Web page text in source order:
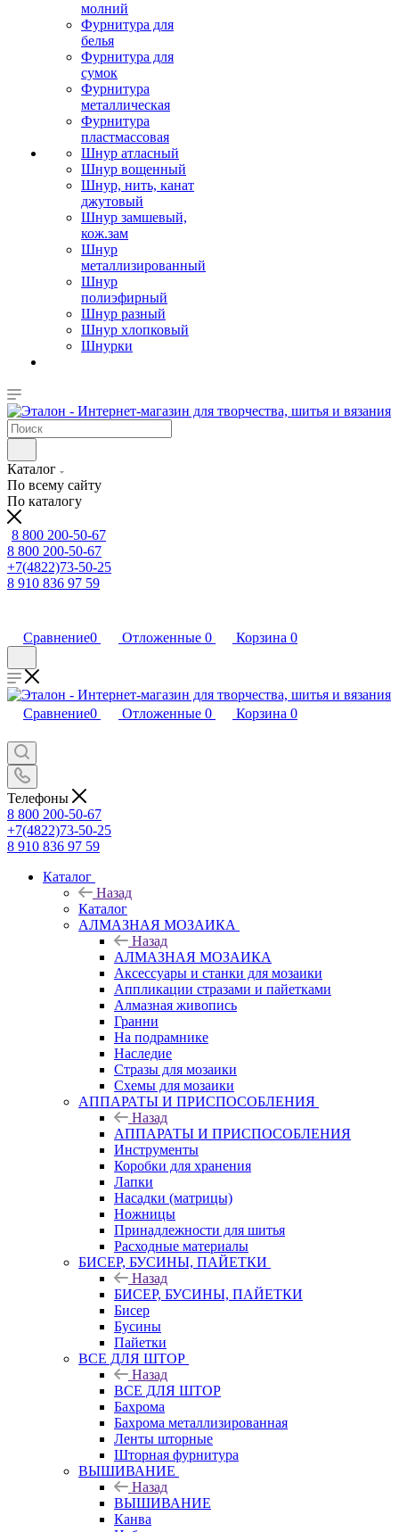
молний
Фурнитура для
белья
Фурнитура для
сумок
Фурнитура
металлическая
Фурнитура
пластмассовая
Шнур атласный
Шнур вощенный
Шнур, нить, канат
джутовый
Шнур замшевый,
кож.зам
Шнур
металлизированный
Шнур
полиэфирный
Шнур разный
Шнур хлопковый
Шнурки
Каталог
По всему сайту
По каталогу
8 800 200-50-67
8 800 200-50-67
+7(4822)73-50-25
8 910 836 97 59
Сравнение0 Отложенные 0 Корзина 0
Сравнение0 Отложенные 0 Корзина 0
Телефоны
8 800 200-50-67
+7(4822)73-50-25
8 910 836 97 59
Каталог
Назад
Каталог
АЛМАЗНАЯ МОЗАИКА
Назад
АЛМАЗНАЯ МОЗАИКА
Аксессуары и станки для мозаики
Аппликации стразами и пайетками
Алмазная живопись
Гранни
На подрамнике
Наследие
Стразы для мозаики
Схемы для мозаики
АППАРАТЫ И ПРИСПОСОБЛЕНИЯ
Назад
АППАРАТЫ И ПРИСПОСОБЛЕНИЯ
Инструменты
Коробки для хранения
Лапки
Насадки (матрицы)
Ножницы
Принадлежности для шитья
Расходные материалы
БИСЕР, БУСИНЫ, ПАЙЕТКИ
Назад
БИСЕР, БУСИНЫ, ПАЙЕТКИ
Бисер
Бусины
Пайетки
ВСЕ ДЛЯ ШТОР
Назад
ВСЕ ДЛЯ ШТОР
Бахрома
Бахрома металлизированная
Ленты шторные
Шторная фурнитура
ВЫШИВАНИЕ
Назад
ВЫШИВАНИЕ
Канва